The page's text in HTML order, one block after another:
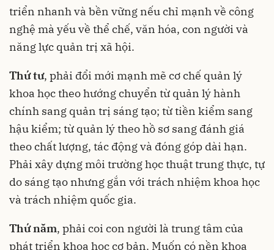
triển nhanh và bền vững nếu chỉ mạnh về công
nghệ mà yếu về thể chế, văn hóa, con người và
năng lực quản trị xã hội.
Thứ tư, phải đổi mới mạnh mẽ cơ chế quản lý
khoa học theo hướng chuyển từ quản lý hành
chính sang quản trị sáng tạo; từ tiền kiểm sang
hậu kiểm; từ quản lý theo hồ sơ sang đánh giá
theo chất lượng, tác động và đóng góp dài hạn.
Phải xây dựng môi trường học thuật trung thực, tự
do sáng tạo nhưng gắn với trách nhiệm khoa học
và trách nhiệm quốc gia.
Thứ năm, phải coi con người là trung tâm của
phát triển khoa học cơ bản. Muốn có nền khoa